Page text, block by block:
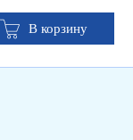
В корзину